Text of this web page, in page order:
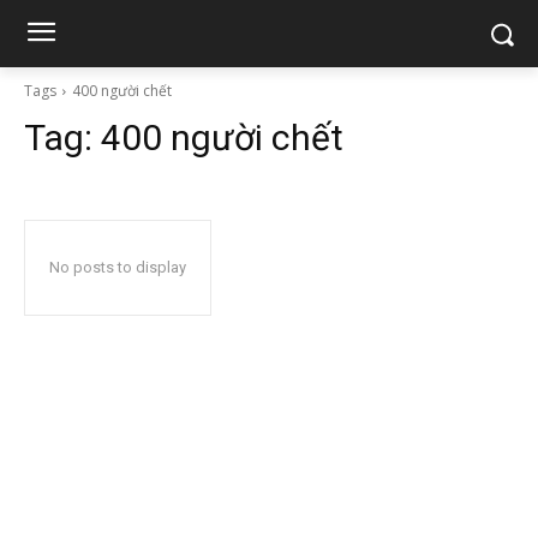
Tags 400 người chết
Tag: 400 người chết
No posts to display